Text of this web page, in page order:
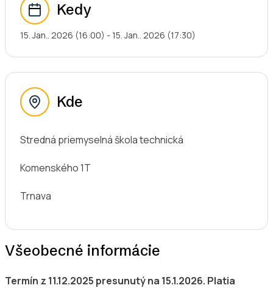
Kedy
15. Jan.. 2026 (16:00) - 15. Jan.. 2026 (17:30)
Kde
Stredná priemyselná škola technická
Komenského 1T
Trnava
Všeobecné informácie
Termín z 11.12.2025 presunutý na 15.1.2026. Platia